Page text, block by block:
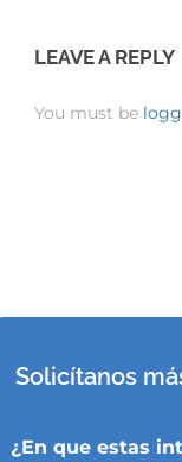
LEAVE A REPLY
You must be
Solicítanos
¿En que estas